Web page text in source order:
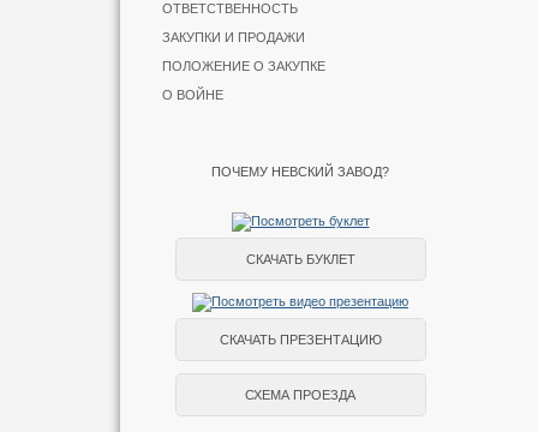
ОТВЕТСТВЕННОСТЬ
ЗАКУПКИ И ПРОДАЖИ
ПОЛОЖЕНИЕ О ЗАКУПКЕ
О ВОЙНЕ
ПОЧЕМУ НЕВСКИЙ ЗАВОД?
СКАЧАТЬ БУКЛЕТ
СКАЧАТЬ ПРЕЗЕНТАЦИЮ
СХЕМА ПРОЕЗДА